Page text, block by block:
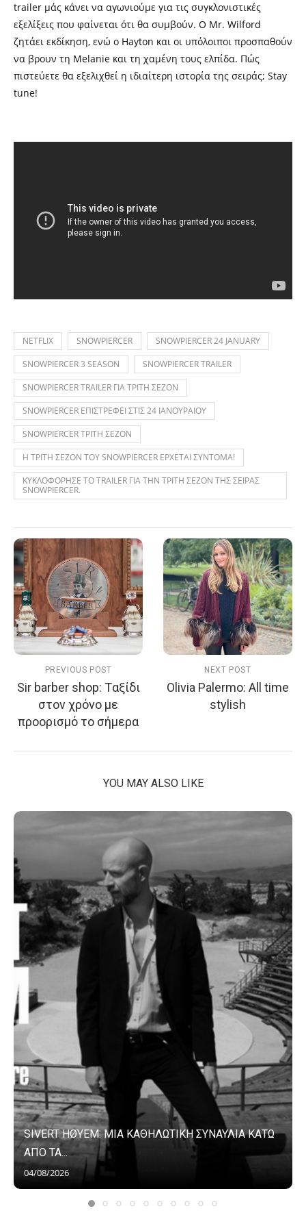
trailer μάς κάνει να αγωνιούμε για τις συγκλονιστικές
εξελίξεις που φαίνεται ότι θα συμβούν. Ο Mr. Wilford
ζητάει εκδίκηση, ενώ ο Hayton και οι υπόλοιποι προσπαθούν
να βρουν τη Melanie και τη χαμένη τους ελπίδα. Πώς
πιστεύετε θα εξελιχθεί η ιδιαίτερη ιστορία της σειράς; Stay
tune!
NETFLIX SNOWPIERCER
SNOWPIERCER 24 JANUARY
SNOWPIERCER 3 SEASON
SNOWPIERCER TRAILER
SNOWPIERCER TRAILER ΓΙΑ ΤΡΙΤΗ ΣΕΖΟΝ
SNOWPIERCER ΕΠΙΣΤΡΕΦΕΙ ΣΤΙΣ 24 ΙΑΝΟΥΡΑΙΟΥ
SNOWPIERCER ΤΡΙΤΗ ΣΕΖΟΝ
Η ΤΡΙΤΗ ΣΕΖΟΝ ΤΟΥ SNOWPIERCER ΕΡΧΕΤΑΙ ΣΥΝΤΟΜΑ!
ΚΥΚΛΟΦΟΡΗΣΕ ΤΟ TRAILER ΓΙΑ ΤΗΝ ΤΡΙΤΗ ΣΕΖΟΝ ΤΗΣ ΣΕΙΡΑΣ
SNOWPIERCER.
PREVIOUS POST
Sir barber shop: Tαξίδι
στον χρόνο με
προορισμό το σήμερα
NEXT POST
Olivia Palermo: All time
stylish
YOU MAY ALSO LIKE
SIVERT HØYEM: ΜΙΑ ΚΑΘΗΛΩΤΙΚΗ ΣΥΝΑΥΛΙΑ ΚΑΤΩ
ΑΠΟ ΤΑ...
04/08/2026